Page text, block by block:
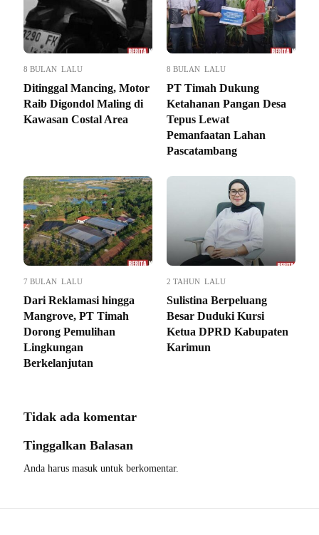
8 BULAN LALU
Ditinggal Mancing, Motor
Raib Digondol Maling di
Kawasan Costal Area
8 BULAN LALU
PT Timah Dukung
Ketahanan Pangan Desa
Tepus Lewat
Pemanfaatan Lahan
Pascatambang
7 BULAN LALU
Dari Reklamasi hingga
Mangrove, PT Timah
Dorong Pemulihan
Lingkungan
Berkelanjutan
2 TAHUN LALU
Sulistina Berpeluang
Besar Duduki Kursi
Ketua DPRD Kabupaten
Karimun
Tidak ada komentar
Tinggalkan Balasan
Anda harus masuk untuk berkomentar.